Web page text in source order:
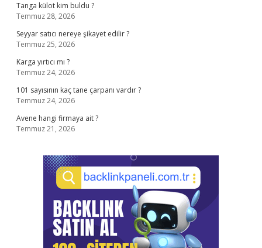
Tanga külot kim buldu ?
Temmuz 28, 2026
Seyyar satıcı nereye şikayet edilir ?
Temmuz 25, 2026
Karga yırtıcı mı ?
Temmuz 24, 2026
101 sayısının kaç tane çarpanı vardır ?
Temmuz 24, 2026
Avene hangi firmaya ait ?
Temmuz 21, 2026